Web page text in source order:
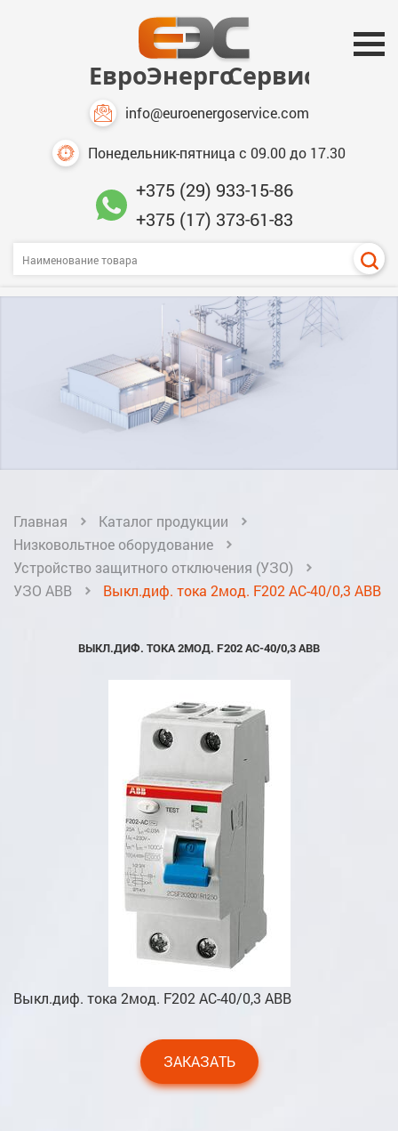
info@euroenergoservice.com
Понедельник-пятница с 09.00 до 17.30
+375 (29) 933-15-86
+375 (17) 373-61-83
Главная
Каталог продукции
Низковольтное оборудование
Устройство защитного отключения (УЗО)
УЗО ABB
Выкл.диф. тока 2мод. F202 AC-40/0,3 ABB
ВЫКЛ.ДИФ. ТОКА 2МОД. F202 AC-40/0,3 ABB
Выкл.диф. тока 2мод. F202 AC-40/0,3 ABB
ЗАКАЗАТЬ